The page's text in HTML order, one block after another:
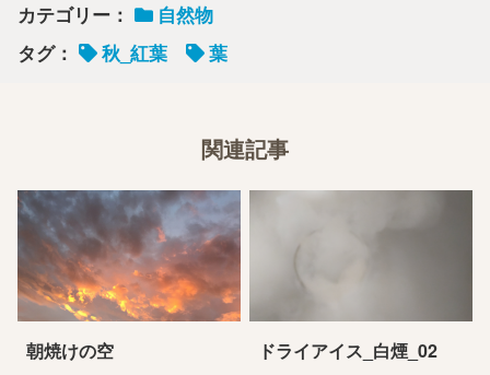
カテゴリー：
自然物
タグ：
秋_紅葉 葉
関連記事
朝焼けの空 ドライアイス_白煙_02